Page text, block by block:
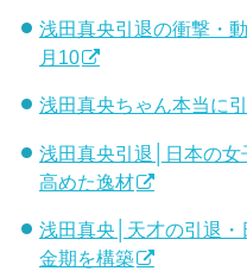
浅田真央引退の衝撃・
月10
浅田真央ちゃん本当に
浅田真央引退│日本の
高めた逸材
浅田真央│天才の引退
金期を構築